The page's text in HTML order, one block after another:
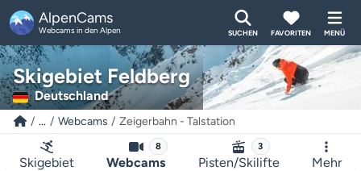
AlpenCams
Webcams in den Alpen SUCHEN FAVORITEN MENÜ
Skigebiet Feldberg
Deutschland
... Webcams Zeigerbahn - Talstation
Skigebiet
8
Webcams
3
Pisten/Skilifte Mehr